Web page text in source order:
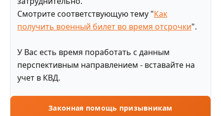
Смотрите соответствующую тему "Как
получить военный билет во время отсрочки".
У Вас есть время поработать с данным
перспективным направлением - вставайте на
учет в КВД.
Законная помощь призывникам